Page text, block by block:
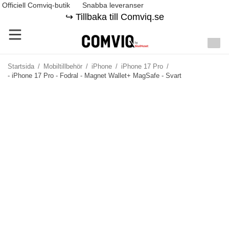
Officiell Comviq-butik Snabba leveranser
↪️ Tillbaka till Comviq.se
Startsida / Mobiltillbehör / iPhone / iPhone 17 Pro /
- iPhone 17 Pro - Fodral - Magnet Wallet+ MagSafe - Svart